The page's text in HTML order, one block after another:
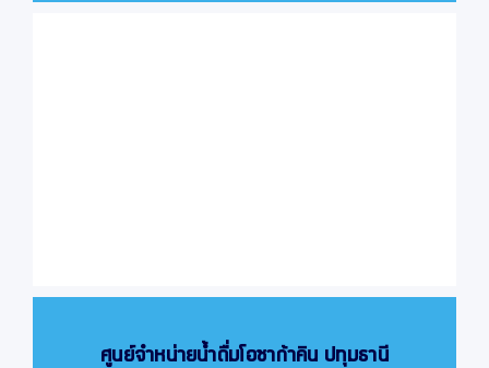
ศูนย์จำหน่ายน้ำดื่มโอซาก้าคิน ปทุมธานี